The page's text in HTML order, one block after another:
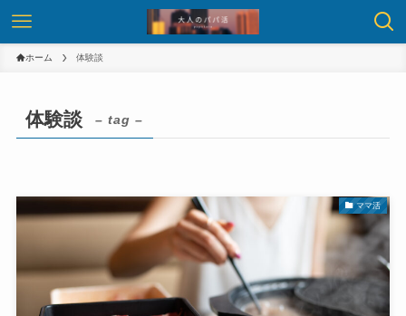
ホーム 体験談
体験談 – tag –
ママ活